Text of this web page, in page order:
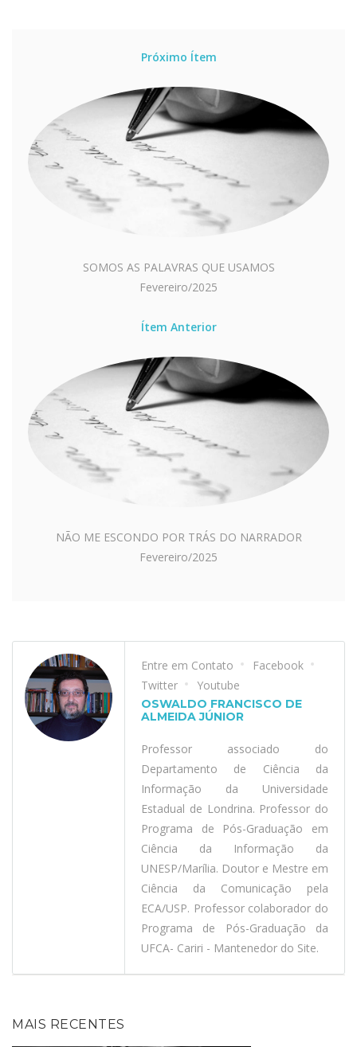
Próximo Ítem
SOMOS AS PALAVRAS QUE USAMOS
Fevereiro/2025
Ítem Anterior
NÃO ME ESCONDO POR TRÁS DO NARRADOR
Fevereiro/2025
Entre em Contato
Facebook
Twitter
Youtube
OSWALDO FRANCISCO DE
ALMEIDA JÚNIOR
Professor associado do
Departamento de Ciência da
Informação da Universidade
Estadual de Londrina. Professor do
Programa de Pós-Graduação em
Ciência da Informação da
UNESP/Marília. Doutor e Mestre em
Ciência da Comunicação pela
ECA/USP. Professor colaborador do
Programa de Pós-Graduação da
UFCA- Cariri - Mantenedor do Site.
MAIS RECENTES